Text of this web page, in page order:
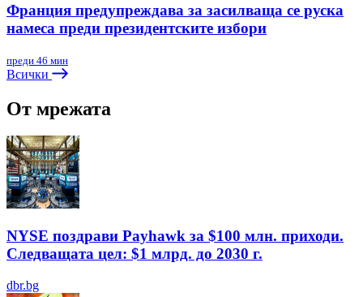
Франция предупреждава за засилваща се руска
намеса преди президентските избори
преди 46 мин
Всички
От мрежата
NYSE поздрави Payhawk за $100 млн. приходи.
Следващата цел: $1 млрд. до 2030 г.
dbr.bg